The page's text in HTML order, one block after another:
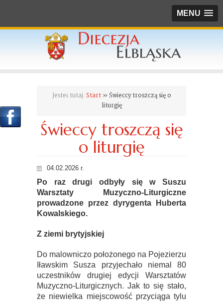
MENU
Jesteś tutaj: Start» Świeccy troszczą się o
liturgię
Świeccy troszczą się
o liturgię
04.02.2026 r.
Po raz drugi odbyły się w Suszu
Warsztaty Muzyczno-Liturgiczne
prowadzone przez dyrygenta Huberta
Kowalskiego.
Z ziemi brytyjskiej
Do malowniczo położonego na Pojezierzu
Iławskim Susza przyjechało niemal 80
uczestników drugiej edycji Warsztatów
Muzyczno-Liturgicznych. Jak to się stało,
że niewielka miejscowość przyciąga tylu